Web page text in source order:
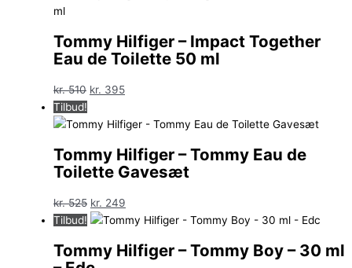
Tommy Hilfiger – Impact Together
Eau de Toilette 50 ml
kr.510 Den
pris
kr. 510.
kr. 395Den
pris
kr. 395.
Tilbud!
Tommy Hilfiger – Tommy Eau de
Toilette Gavesæt
kr.525 Den
oprindelige
var:
kr. 249
aktuelle
er:
Tilbud!
Tommy Hilfiger – Tommy Boy – 30 ml